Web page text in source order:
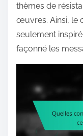
thèmes de
œuvres. Ainsi, le
seulement
façonné les